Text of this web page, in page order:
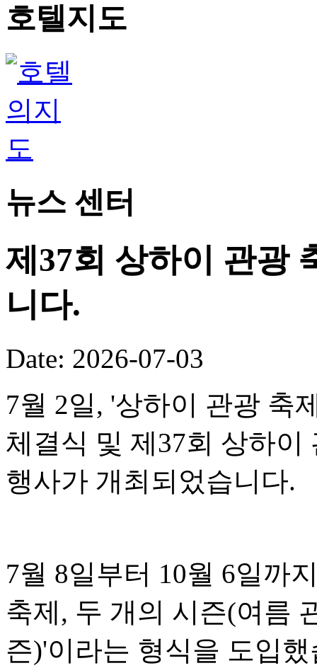
호텔지도
뉴스 센터
제37회 상하이 관광
니다.
Date: 2026-07-03
7월 2일, '상하이 관광 축
체결식 및 제37회 상하
행사가 개최되었습니다.
7월 8일부터 10월 6일까
축제, 두 개의 시즌(여름
즌)'이라는 형식을 도입